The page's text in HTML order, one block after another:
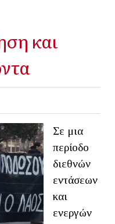
και
Σε μια
περίοδο
διεθνών
εντάσεων
και
ενεργών